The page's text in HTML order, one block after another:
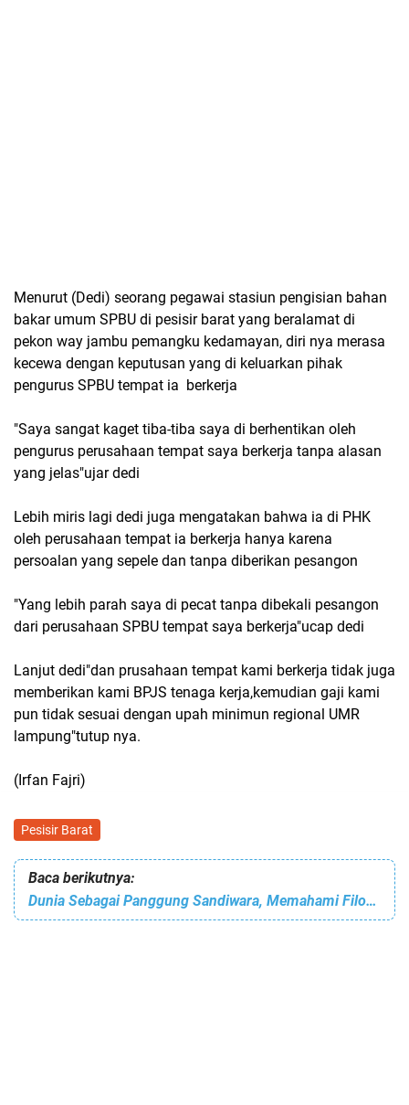
Menurut (Dedi) seorang pegawai stasiun pengisian bahan
bakar umum SPBU di pesisir barat yang beralamat di
pekon way jambu pemangku kedamayan, diri nya merasa
kecewa dengan keputusan yang di keluarkan pihak
pengurus SPBU tempat ia berkerja
"Saya sangat kaget tiba-tiba saya di berhentikan oleh
pengurus perusahaan tempat saya berkerja tanpa alasan
yang jelas"ujar dedi
Lebih miris lagi dedi juga mengatakan bahwa ia di PHK
oleh perusahaan tempat ia berkerja hanya karena
persoalan yang sepele dan tanpa diberikan pesangon
"Yang lebih parah saya di pecat tanpa dibekali pesangon
dari perusahaan SPBU tempat saya berkerja"ucap dedi
Lanjut dedi"dan prusahaan tempat kami berkerja tidak juga
memberikan kami BPJS tenaga kerja,kemudian gaji kami
pun tidak sesuai dengan upah minimun regional UMR
lampung"tutup nya.
(Irfan Fajri)
Pesisir Barat
Baca berikutnya:
Dunia Sebagai Panggung Sandiwara, Memahami Filosofi di Balik Kehidupan